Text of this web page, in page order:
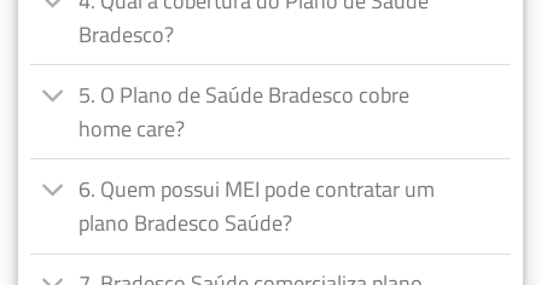
Bradesco?
5. O Plano de Saúde Bradesco cobre
home care?
6. Quem possui MEI pode contratar um
plano Bradesco Saúde?